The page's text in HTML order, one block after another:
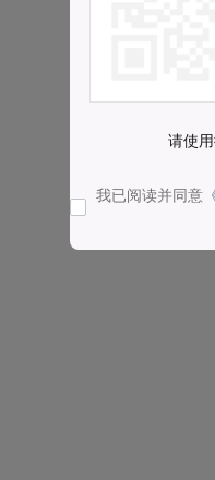
请使
我已阅读并同意